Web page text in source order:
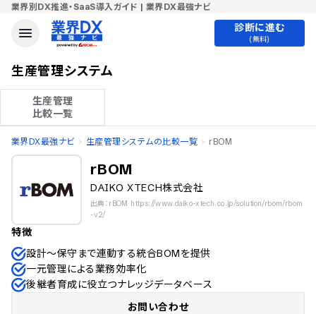
業界別DX推進・SaaS導入ガイド | 業界DX最強ナビ
診断に進む
(無料)
生産管理システム
生産管理
比較一覧
業界DX最強ナビ 生産管理システムの比較一覧 rBOM
rBOM
DAIKO XTECH株式会社
出典：rBOM https://www.daiko-xtech.co.jp/solution/rbom/rbom
-v2/
特徴
設計〜保守まで連動する統合BOMを提供
一元管理による業務効率化
後継者育成に役立つナレッジデータベース
お問い合わせ